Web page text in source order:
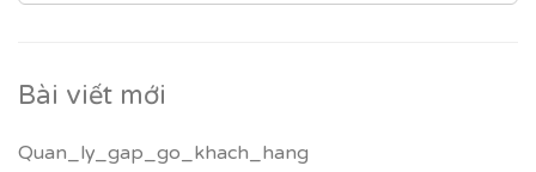
Bài viết mới
Quan_ly_gap_go_khach_hang